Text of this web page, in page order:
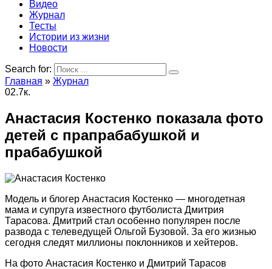
Видео
Журнал
Тесты
Истории из жизни
Новости
Search for:
Главная » Журнал
02.7к.
Анастасия Костенко показала фото
детей с прапрабабушкой и
прабабушкой
Модель и блогер Анастасия Костенко — многодетная
мама и супруга известного футболиста Дмитрия
Тарасова. Дмитрий стал особенно популярен после
развода с телеведущей Ольгой Бузовой. За его жизнью
сегодня следят миллионы поклонников и хейтеров.
На фото Анастасия Костенко и Дмитрий Тарасов